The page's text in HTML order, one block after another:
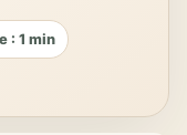
: 1 min